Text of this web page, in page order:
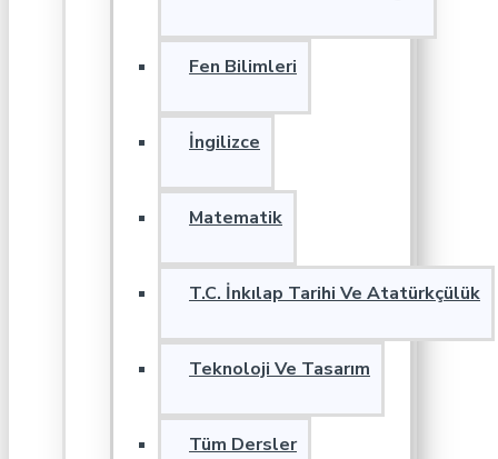
Fen Bilimleri
İngilizce
Matematik
T.C. İnkılap Tarihi Ve Atatürkçülük
Teknoloji Ve Tasarım
Tüm Dersler